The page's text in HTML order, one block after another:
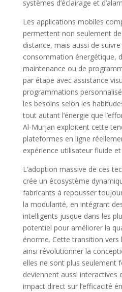
systèmes d’éclairage et
Les applications mobiles
permettent non seulement
distance, mais aussi de
consommation énergétique,
maintenance ou de
par étape avec assistance
programmations
les besoins selon les
tout autant l’énergie que
Al-Murjan exploitent cette
plateformes en ligne
expérience utilisateur fluide
L’adoption massive de ces
crée un écosystème
fabricants à repousser
la modularité, en intégrant
intelligents jusque dans les
potentiel pour améliorer la
énorme. Cette transition vers
ainsi révolutionner la
elles ne sont plus seulement
deviennent aussi interactives
impact direct sur l’efficacité